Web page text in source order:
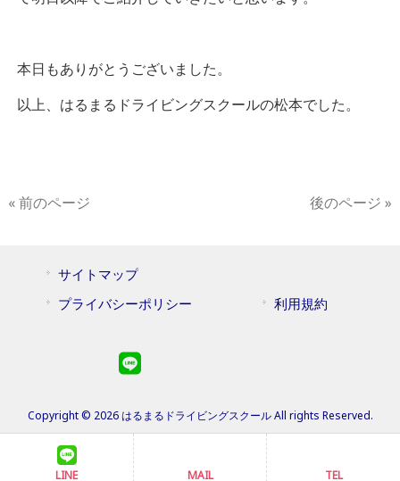
本日もありがとうございました。
以上、はるまるドライビングスクールの松本でした。
« 前のページ 後のページ »
サイトマップ
プライバシーポリシー
利用規約
Copyright © 2026 はるまるドライビングスクール All rights Reserved.
LINE MAIL TEL